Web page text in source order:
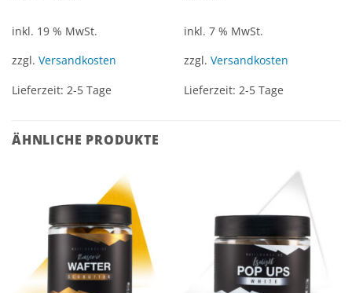
inkl. 19 % MwSt.
zzgl. Versandkosten
Lieferzeit: 2-5 Tage
inkl. 7 % MwSt.
zzgl. Versandkosten
Lieferzeit: 2-5 Tage
ÄHNLICHE PRODUKTE